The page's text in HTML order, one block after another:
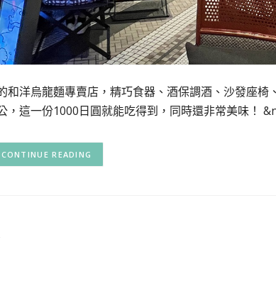
和洋烏龍麵專賣店，精巧食器、酒保調酒、沙發座
，這一份1000日圓就能吃得到，同時還非常美味！
CONTINUE READING